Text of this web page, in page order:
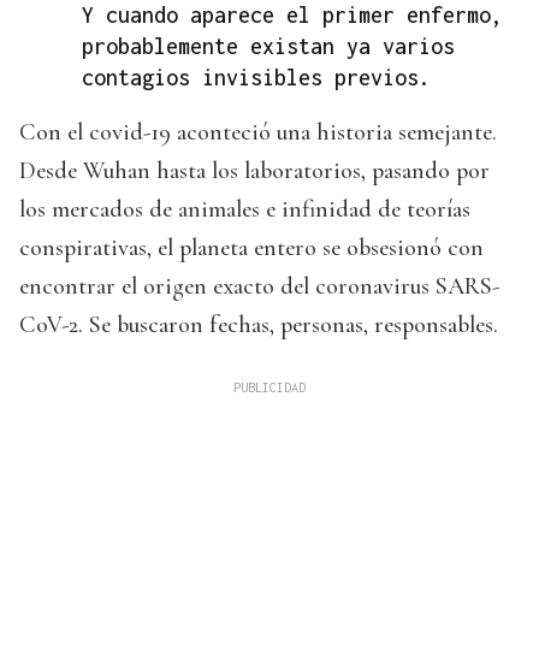
Y cuando aparece el primer enfermo,
probablemente existan ya varios
contagios invisibles previos.
Con el covid-19 aconteció una historia semejante.
Desde Wuhan hasta los laboratorios, pasando por
los mercados de animales e infinidad de teorías
conspirativas, el planeta entero se obsesionó con
encontrar el origen exacto del coronavirus SARS-
CoV-2. Se buscaron fechas, personas, responsables.